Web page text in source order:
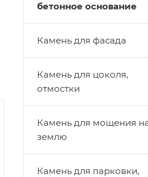
бетонное основание
Камень для фасада
Камень для цоколя,
отмостки
Камень для мощения
землю
Камень для парковки,